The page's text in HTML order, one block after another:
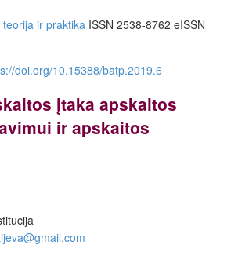
ir praktika ISSN 2538-8762 eISSN
doi.org/10.15388/batp.2019.6
įtaka apskaitos
ir apskaitos